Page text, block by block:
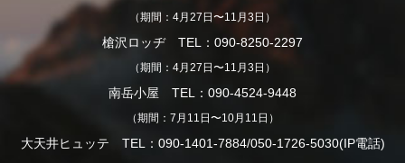
（期間：4月27日〜11月3日）
槍沢ロッヂ TEL：090-8250-2297
（期間：4月27日〜11月3日）
南岳小屋 TEL：090-4524-9448
（期間：7月11日〜10月11日）
大天井ヒュッテ TEL：090-1401-7884/050-1726-5030(IP電話)